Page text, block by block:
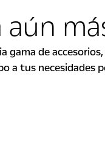
gama de
a tus necesidades